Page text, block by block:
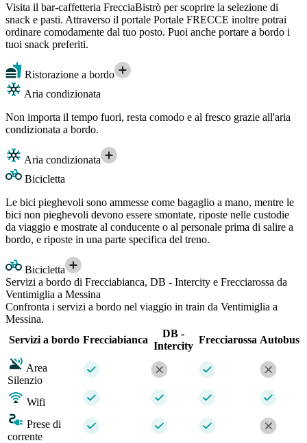
Visita il bar-caffetteria FrecciaBistrò per scoprire la selezione di
snack e pasti. Attraverso il portale Portale FRECCE inoltre potrai
ordinare comodamente dal tuo posto. Puoi anche portare a bordo i
tuoi snack preferiti.
Ristorazione a bordo
Aria condizionata
Non importa il tempo fuori, resta comodo e al fresco grazie all'aria
condizionata a bordo.
Aria condizionata
Bicicletta
Le bici pieghevoli sono ammesse come bagaglio a mano, mentre le
bici non pieghevoli devono essere smontate, riposte nelle custodie
da viaggio e mostrate al conducente o al personale prima di salire a
bordo, e riposte in una parte specifica del treno.
Bicicletta
Servizi a bordo di Frecciabianca, DB - Intercity e Frecciarossa da
Ventimiglia a Messina
Confronta i servizi a bordo nel viaggio in train da Ventimiglia a
Messina.
Servizi a bordo Frecciabianca
DB -
Intercity
Frecciarossa Autobus
Area
Silenzio
Wifi
Prese di
corrente